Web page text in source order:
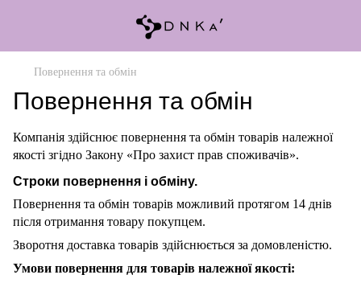
Повернення та обмін
Повернення та обмін
Компанія здійснює повернення та обмін товарів належної
якості згідно Закону «Про захист прав споживачів».
Строки повернення і обміну.
Повернення та обмін товарів можливий протягом 14 днів
після отримання товару покупцем.
Зворотня доставка товарів здійснюється за домовленістю.
Умови повернення для товарів належної якості: